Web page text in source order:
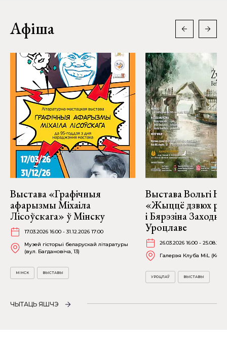
Афіша
Выстава «Графічныя
афарызмы Міхаіла
Лісоўскага» ў Мінску
17.03.2026 16:00 - 31.12.2026 17:00
Музей гісторыі беларускай літаратуры
(вул. Багдановіча, 13)
МІНСК ВЫСТАВЫ
Выстава Вольгі
«Жыццё дзвюх
і Бярэзіна
Уроцлаве
26.03.2026 16:00 -
Галерэя Клуба MiL
УРОЦЛАЎ ВЫСТАВЫ
ЧЫТАЦЬ ЯШЧЭ